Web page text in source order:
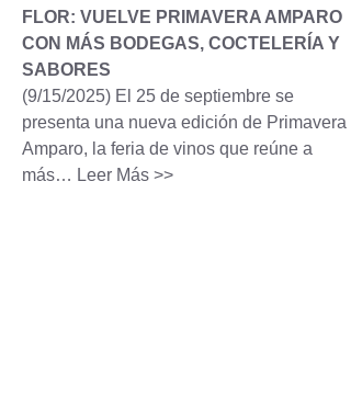
FLOR: VUELVE PRIMAVERA AMPARO
CON MÁS BODEGAS, COCTELERÍA Y
SABORES
(9/15/2025) El 25 de septiembre se
presenta una nueva edición de Primavera
Amparo, la feria de vinos que reúne a
más… Leer Más >>